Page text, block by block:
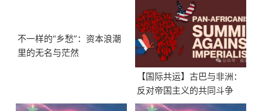
不一样的“乡愁”：资本浪潮
里的无名与茫然
【国际共运】古巴与非洲：
反对帝国主义的共同斗争